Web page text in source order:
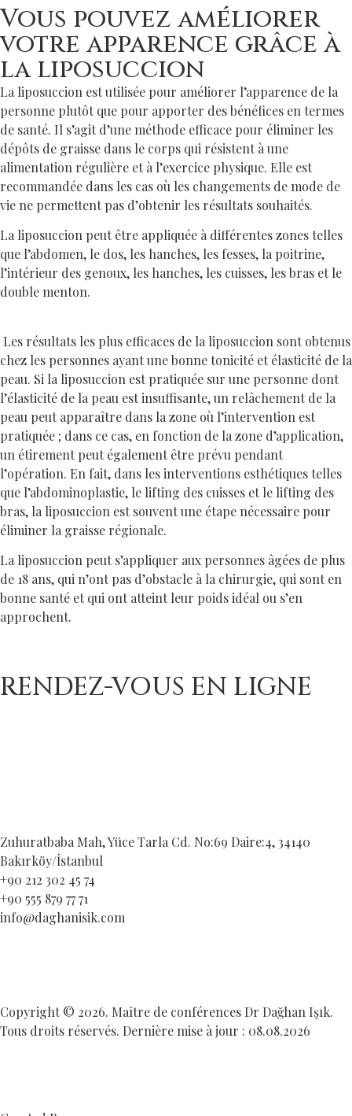
Vous pouvez améliorer
votre apparence grâce à
la liposuccion
La liposuccion est utilisée pour améliorer l’apparence de la
personne plutôt que pour apporter des bénéfices en termes
de santé. Il s’agit d’une méthode efficace pour éliminer les
dépôts de graisse dans le corps qui résistent à une
alimentation régulière et à l’exercice physique. Elle est
recommandée dans les cas où les changements de mode de
vie ne permettent pas d’obtenir les résultats souhaités.
La liposuccion peut être appliquée à différentes zones telles
que l’abdomen, le dos, les hanches, les fesses, la poitrine,
l’intérieur des genoux, les hanches, les cuisses, les bras et le
double menton.
Les résultats les plus efficaces de la liposuccion sont obtenus
chez les personnes ayant une bonne tonicité et élasticité de la
peau. Si la liposuccion est pratiquée sur une personne dont
l’élasticité de la peau est insuffisante, un relâchement de la
peau peut apparaître dans la zone où l’intervention est
pratiquée ; dans ce cas, en fonction de la zone d’application,
un étirement peut également être prévu pendant
l’opération. En fait, dans les interventions esthétiques telles
que l’abdominoplastie, le lifting des cuisses et le lifting des
bras, la liposuccion est souvent une étape nécessaire pour
éliminer la graisse régionale.
La liposuccion peut s’appliquer aux personnes âgées de plus
de 18 ans, qui n’ont pas d’obstacle à la chirurgie, qui sont en
bonne santé et qui ont atteint leur poids idéal ou s’en
approchent.
RENDEZ-VOUS EN LIGNE
Zuhuratbaba Mah, Yüce Tarla Cd. No:69 Daire:4, 34140
Bakırköy/İstanbul
+90 212 302 45 74
+90 555 879 77 71
info@daghanisik.com
Copyright © 2026. Maître de conférences Dr Dağhan Işık.
Tous droits réservés. Dernière mise à jour : 08.08.2026